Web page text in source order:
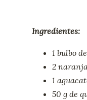
Ingredientes:
1 bulbo
2
1
50 g de